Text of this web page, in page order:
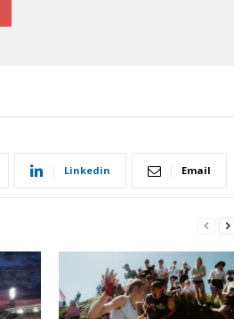
Linkedin Email